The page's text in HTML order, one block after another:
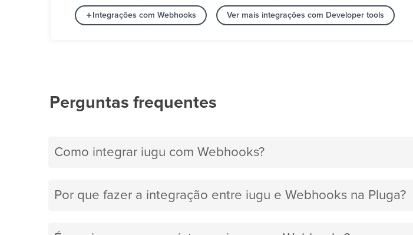
Integrações com Webhooks Ver mais integrações com Developer tools
Perguntas frequentes
Como integrar iugu com Webhooks?
Por que fazer a integração entre iugu e Webhooks na Pluga?